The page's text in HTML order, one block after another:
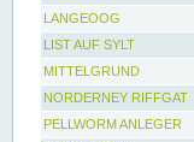
LANGEOOG
LIST AUF SYLT
MITTELGRUND
NORDERNEY RIFFGAT
PELLWORM ANLEGER